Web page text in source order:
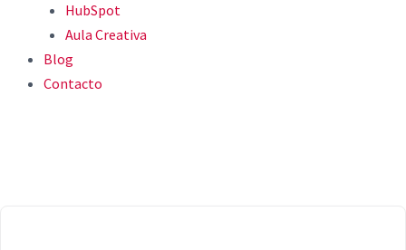
HubSpot
Aula Creativa
Blog
Contacto